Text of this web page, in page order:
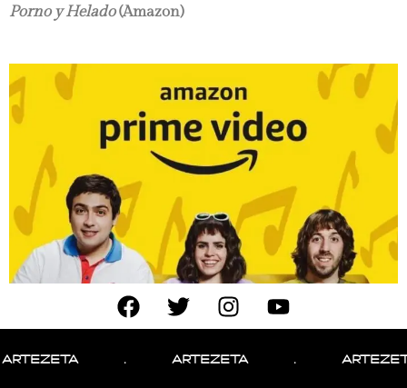
Porno y Helado(Amazon)
. ARTEZETA . ARTEZETA .